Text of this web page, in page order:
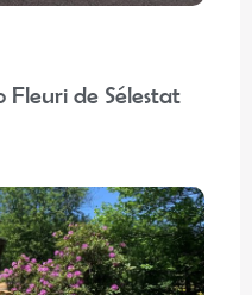
Fleuri de Sélestat